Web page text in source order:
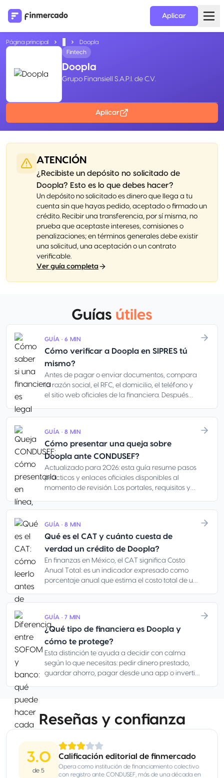
Aplicar
Página principal
Doopla
Fintech
Doopla
Grupo Finansiell S.A.P.I. de C.V.
Aplicar
ATENCIÓN
¿Recibiste un depósito no solicitado de
Doopla? Esto es lo que debes hacer?
Un depósito no solicitado es dinero que llega a tu
cuenta sin que hayas pedido, aceptado o firmado un
crédito. Recibir una transferencia, por sí misma, no
prueba que aceptaste intereses, comisiones o
penalizaciones; en términos generales debe existir
una solicitud, una aceptación o un contrato
verificable.
Ver guía completa
Guías útiles
GUÍA · 6 MIN
Cómo verificar a Doopla en SIPRES tú
mismo?
Antes de pagar o enviar documentos, compara
la razón social, el RFC, el domicilio, el teléfono y
el sitio web oficiales de la financiera. Después
página bien hecha o un WhatsApp amable no
prueban que la oferta sea real.
GUÍA · 8 MIN
Cómo presentar una queja sobre
Doopla ante CONDUSEF?
Actualizado para 2026: esta guía resume pasos
prácticos y enlaces oficiales disponibles al
momento de revisión. Los portales, requisitos y
CONDUSEF y de la institución financiera. Es
información orientativa, no asesoría legal: los
plazos legales, los dictámenes técnicos, las vías
judiciales y los casos de cobranza con
amenazas pueden requerir apoyo profesional.
GUÍA · 8 MIN
Qué es el CAT y cuánto cuesta de
verdad un crédito de Doopla?
En finanzas en México, el CAT significa Costo
Anual Total: es un indicador expresado como
porcentaje anual que estima el costo total de un
mensualidad, va más allá de la tasa de interés y
tampoco confirma si el pago cabe en tu
quincena, pensión o flujo del negocio.
GUÍA · 7 MIN
¿Qué tipo de financiera es Doopla y
cómo te protege?
Esta distinción te ayuda a decidir con calma
según lo que necesitas: pedir dinero prestado,
guardar ahorro, pagar desde una app o invertir
Reseñas y confianza
3.0
de 5
Calificación editorial de finmercado
Opera como institución de financiamiento colectivo
con registro ante CONDUSEF, más de una década en